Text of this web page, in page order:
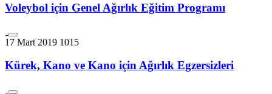
Voleybol için Genel Ağırlık Eğitim Programı
17 Mart 2019 1015
Kürek, Kano ve Kano için Ağırlık Egzersizleri